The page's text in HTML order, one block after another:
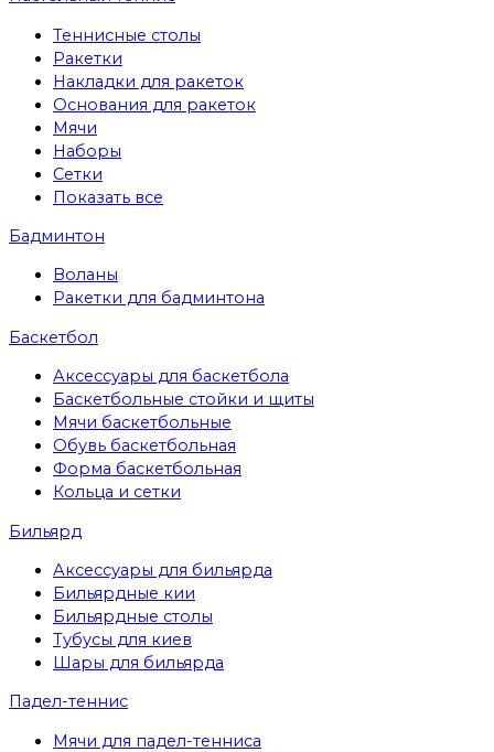
Теннисные столы
Ракетки
Накладки для ракеток
Основания для ракеток
Мячи
Наборы
Сетки
Показать все
Бадминтон
Воланы
Ракетки для бадминтона
Баскетбол
Аксессуары для баскетбола
Баскетбольные стойки и щиты
Мячи баскетбольные
Обувь баскетбольная
Форма баскетбольная
Кольца и сетки
Бильярд
Аксессуары для бильярда
Бильярдные кии
Бильярдные столы
Тубусы для киев
Шары для бильярда
Падел-теннис
Мячи для падел-тенниса